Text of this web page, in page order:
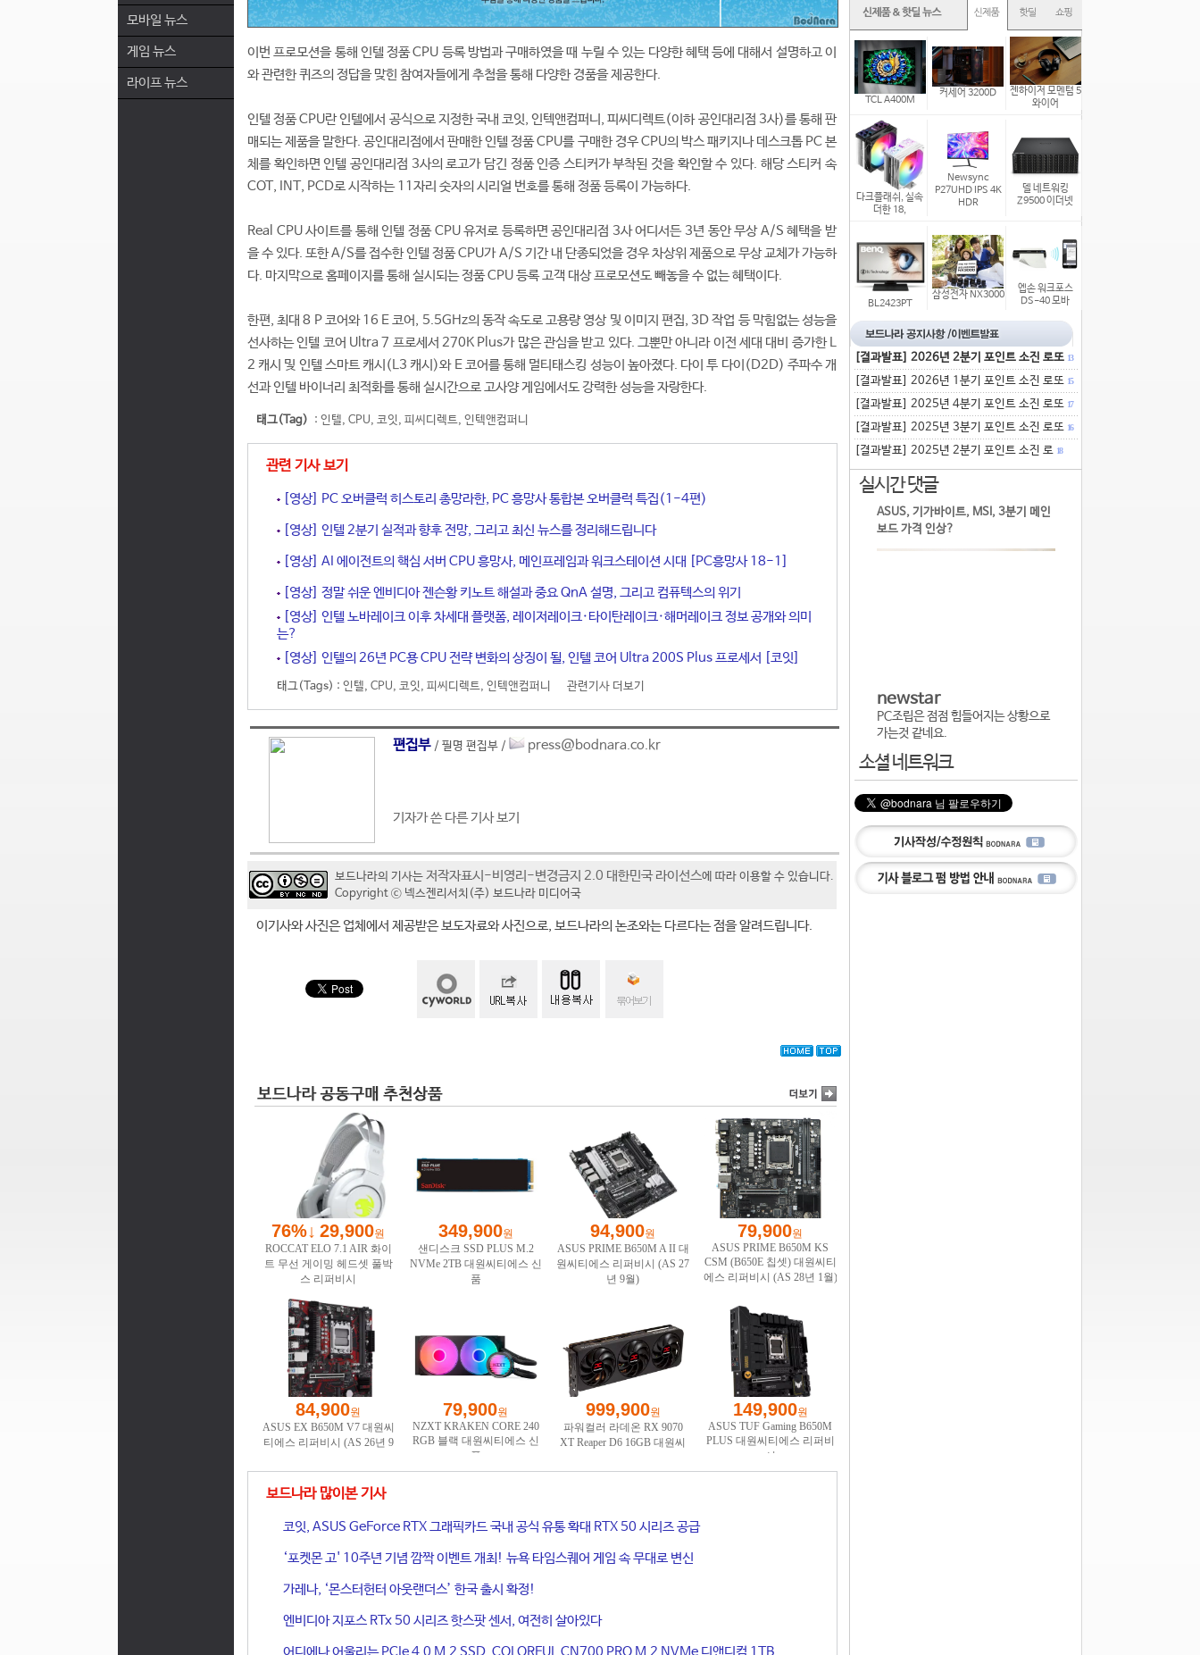
모바일 뉴스
게임 뉴스
라이프 뉴스
이번 프로모션을 통해 인텔 정품 CPU 등록 방법과 구매하였을 때 누릴 수 있는 다양한 혜택 등에 대해서 설명하고 이
와 관련한 퀴즈의 정답을 맞힌 참여자들에게 추첨을 통해 다양한 경품을 제공한다.
인텔 정품 CPU란 인텔에서 공식으로 지정한 국내 코잇, 인텍앤컴퍼니, 피씨디렉트(이하 공인대리점 3사)를 통해 판
매되는 제품을 말한다. 공인대리점에서 판매한 인텔 정품 CPU를 구매한 경우 CPU의 박스 패키지나 데스크톱 PC 본
체를 확인하면 인텔 공인대리점 3사의 로고가 담긴 정품 인증 스티커가 부착된 것을 확인할 수 있다. 해당 스티커 속
COT, INT, PCD로 시작하는 11자리 숫자의 시리얼 번호를 통해 정품 등록이 가능하다.
Real CPU 사이트를 통해 인텔 정품 CPU 유저로 등록하면 공인대리점 3사 어디서든 3년 동안 무상 A/S 혜택을 받
을 수 있다. 또한 A/S를 접수한 인텔 정품 CPU가 A/S 기간 내 단종되었을 경우 차상위 제품으로 무상 교체가 가능하
다. 마지막으로 홈페이지를 통해 실시되는 정품 CPU 등록 고객 대상 프로모션도 빼놓을 수 없는 혜택이다.
한편, 최대 8 P 코어와 16 E 코어, 5.5GHz의 동작 속도로 고용량 영상 및 이미지 편집, 3D 작업 등 막힘없는 성능을
선사하는 인텔 코어 Ultra 7 프로세서 270K Plus가 많은 관심을 받고 있다. 그뿐만 아니라 이전 세대 대비 증가한 L
2 캐시 및 인텔 스마트 캐시(L3 캐시)와 E 코어를 통해 멀티태스킹 성능이 높아졌다. 다이 투 다이(D2D) 주파수 개
선과 인텔 바이너리 최적화를 통해 실시간으로 고사양 게임에서도 강력한 성능을 자랑한다.
태그(Tag) : 인텔, CPU, 코잇, 피씨디렉트, 인텍앤컴퍼니
관련 기사 보기
[영상] PC 오버클럭 히스토리 총망라한, PC 흥망사 통합본 오버클럭 특집(1-4편)
[영상] 인텔 2분기 실적과 향후 전망, 그리고 최신 뉴스를 정리해드립니다
[영상] AI 에이전트의 핵심 서버 CPU 흥망사, 메인프레임과 워크스테이션 시대 [PC흥망사 18-1]
[영상] 정말 쉬운 엔비디아 젠슨황 키노트 해설과 중요 QnA 설명, 그리고 컴퓨텍스의 위기
[영상] 인텔 노바레이크 이후 차세대 플랫폼, 레이저레이크·타이탄레이크·해머레이크 정보 공개와 의미
는?
[영상] 인텔의 26년 PC용 CPU 전략 변화의 상징이 될, 인텔 코어 Ultra 200S Plus 프로세서 [코잇]
태그(Tags) : 인텔, CPU, 코잇, 피씨디렉트, 인텍앤컴퍼니 관련기사 더보기
편집부 / 필명 편집부 / press@bodnara.co.kr
기자가 쓴 다른 기사 보기
보드나라의 기사는 저작자표시-비영리-변경금지 2.0 대한민국 라이선스에 따라 이용할 수 있습니다.
Copyright ⓒ 넥스젠리서치(주) 보드나라 미디어국
이기사와 사진은 업체에서 제공받은 보도자료와 사진으로, 보드나라의 논조와는 다르다는 점을 알려드립니다.
보드나라 많이본 기사
코잇, ASUS GeForce RTX 그래픽카드 국내 공식 유통 확대 RTX 50 시리즈 공급
‘포켓몬 고' 10주년 기념 깜짝 이벤트 개최! 뉴욕 타임스퀘어 게임 속 무대로 변신
가레나, ‘몬스터헌터 아웃랜더스’ 한국 출시 확정!
엔비디아 지포스 RTx 50 시리즈 핫스팟 센서, 여전히 살아있다
어디에나 어울리는 PCIe 4.0 M.2 SSD, COLORFUL CN700 PRO M.2 NVMe 디앤디컴 1TB
TCL A400M
커세어 3200D
젠하이저 모멘텀 5
와이어
다크플래쉬, 실속
더한 18,
Newsync
P27UHD IPS 4K
HDR
델 네트워킹
Z9500 이더넷
BL2423PT
삼성전자 NX3000
엡손 워크포스
DS-40 모바
[결과발표] 2026년 2분기 포인트 소진 로또 13
[결과발표] 2026년 1분기 포인트 소진 로또 15
[결과발표] 2025년 4분기 포인트 소진 로또 17
[결과발표] 2025년 3분기 포인트 소진 로또 16
[결과발표] 2025년 2분기 포인트 소진 로 18
실시간 댓글
ASUS, 기가바이트, MSI, 3분기 메인
보드 가격 인상?
newstar
PC조립은 점점 힘들어지는 상황으로
가는것 같네요.
소셜 네트워크